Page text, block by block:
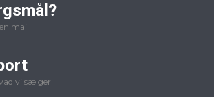
mail
vi sælger